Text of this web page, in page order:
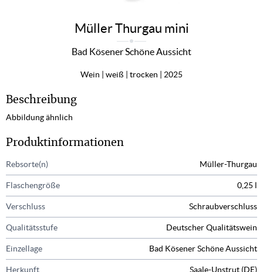
Müller Thurgau mini
Bad Kösener Schöne Aussicht
Wein weiß trocken 2025
Beschreibung
Abbildung ähnlich
Produktinformationen
Rebsorte(n) Müller-Thurgau
Flaschengröße 0,25 l
Verschluss Schraubverschluss
Qualitätsstufe Deutscher Qualitätswein
Einzellage Bad Kösener Schöne Aussicht
Herkunft Saale-Unstrut (DE)